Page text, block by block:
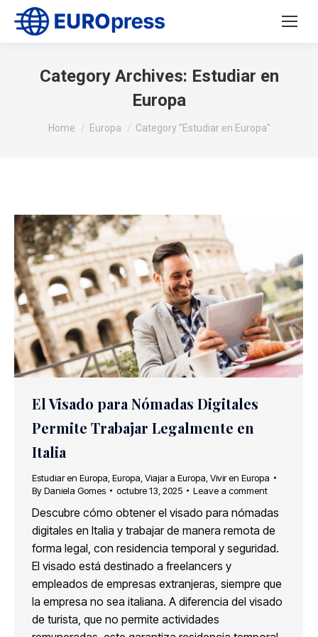
Category Archives: Estudiar en
Europa
You are here:
Home Europa Category "Estudiar en Europa"
El Visado para Nómadas Digitales
Permite Trabajar Legalmente en
Italia
Estudiar en Europa Europa Viajar a Europa Vivir en Europa
ByDaniela Gomes octubre 13, 2025 Leave a comment
Descubre cómo obtener el visado para nómadas
digitales en Italia y trabajar de manera remota de
forma legal, con residencia temporal y seguridad.
El visado está destinado a freelancers y
empleados de empresas extranjeras, siempre que
la empresa no sea italiana. A diferencia del visado
de turista, que no permite actividades